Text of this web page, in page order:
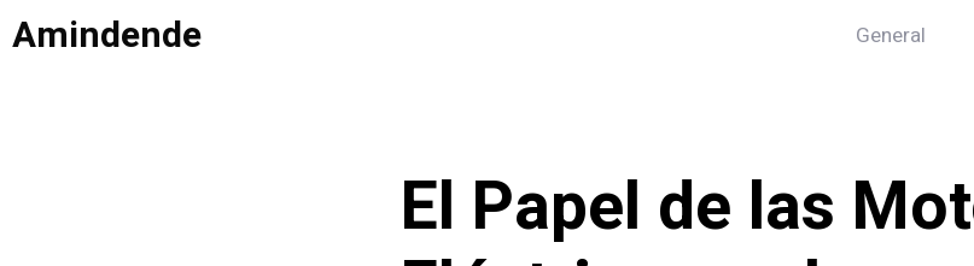
Saltar
alAmindende General
El Papel de las